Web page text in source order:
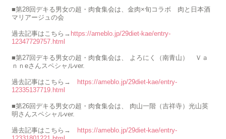
■第28回デキる男女の超・肉食集会は、金肉×旬コラボ 肉と日本酒
マリアージュの会
過去記事はこちら→ https://ameblo.jp/29diet-kae/entry-
12347729757.html
■第27回デキる男女の超・肉食集会は、 よろにく（南青山） Ｖａ
ｎｎeさんスペシャルver.
過去記事はこちら→
https://ameblo.jp/29diet-kae/entry-
12335137719.html
■第26回デキる男女の超・肉食集会は、 肉山一階（吉祥寺）光山英
明さんスペシャルver.
過去記事はこちら→
https://ameblo.jp/29diet-kae/entry-